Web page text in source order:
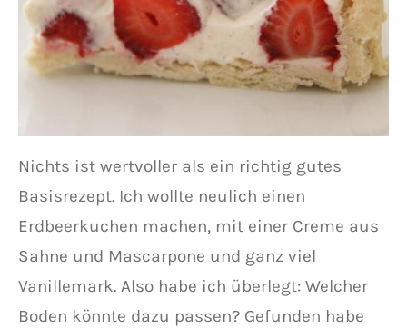
Nichts ist wertvoller als ein richtig gutes
Basisrezept. Ich wollte neulich einen
Erdbeerkuchen machen, mit einer Creme aus
Sahne und Mascarpone und ganz viel
Vanillemark. Also habe ich überlegt: Welcher
Boden könnte dazu passen? Gefunden habe